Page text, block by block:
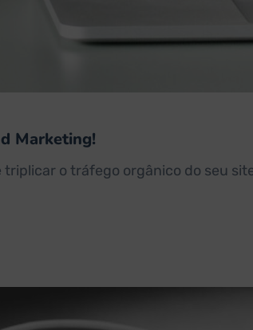
Marketing!
o tráfego orgânico do seu